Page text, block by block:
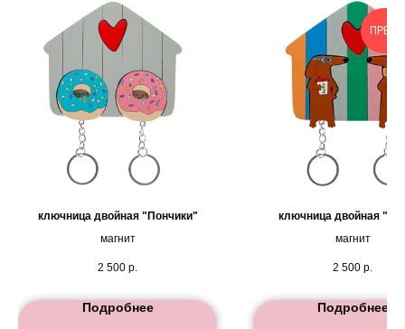
ключница двойная "Пончики"
магнит
2 500 р.
Подробнее
ключница двойная
магнит
2 500 р.
Подробнее